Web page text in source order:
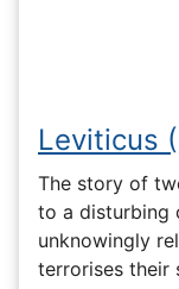
Leviticus
The story of
to a disturbing
unknowingly
terrorises their